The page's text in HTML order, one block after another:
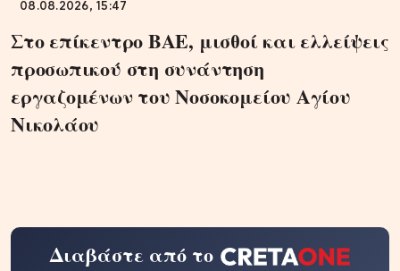
08.08.2026, 15:47
Στο επίκεντρο ΒΑΕ, μισθοί και ελλείψεις
προσωπικού στη συνάντηση
εργαζομένων του Νοσοκομείου Αγίου
Νικολάου
Διαβάστε από το